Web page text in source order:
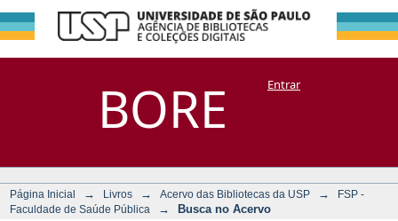
BORE
Busca no Acervo
DSpace/Manakin + CoriscoEntrar
Página Inicial → Livros → Acervo das Bibliotecas da USP →
FSP -
Faculdade de Saúde Pública
→ Busca no Acervo